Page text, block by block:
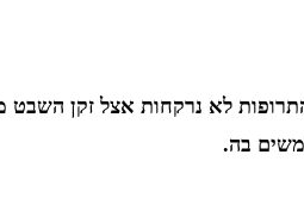
לא נרקחות אצל זקן השבט
בה.